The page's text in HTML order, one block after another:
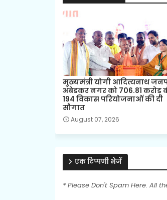
मुख्यमंत्री योगी आदित्यनाथ
अंबेडकर नगर को 706.81 करोड़
194 विकास परियोजनाओं की दी
सौगात
August 07, 2026
एक टिप्पणी भेजें
* Please Don't Spam Here. All